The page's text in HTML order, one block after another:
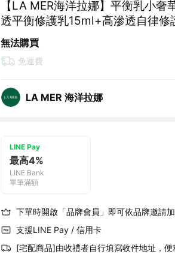
【LA MER海洋拉娜】平衡乳小
透平衡修護乳15ml+高滲透自律
回饋 #乳霜就是海洋拉娜
無法購買
免運費
LA MER 海洋拉娜
LINE Pay
最高4%
LINE Bank
單筆滿額
下單時開啟「品牌會員」即可依品牌邀請
支援LINE Pay / 信用卡
[宅配商品]由收禮者自行填寫收件地址，便